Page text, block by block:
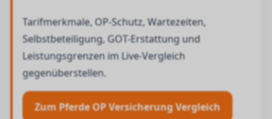
Tarifmerkmale, OP-Schutz, Wartezeiten,
Selbstbeteiligung, GOT-Erstattung und
Leistungsgrenzen im Live-Vergleich
gegenüberstellen.
Zum Pferde OP Versicherung Vergleich